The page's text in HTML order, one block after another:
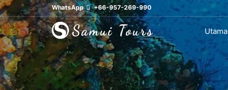
WhatsApp +66-957-269-990
Utama